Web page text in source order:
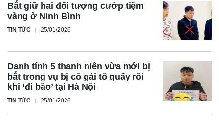
Bắt giữ hai đối tượng cướp tiệm
vàng ở Ninh Bình
TIN TỨC 25/01/2026
Danh tính 5 thanh niên vừa mới bị
bắt trong vụ bị cô gái tố quấy rối
khi ‘đi bão’ tại Hà Nội
TIN TỨC 25/01/2026